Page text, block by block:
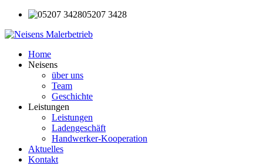
05207 3428
Home
Neisens
über uns
Team
Geschichte
Leistungen
Leistungen
Ladengeschäft
Handwerker-Kooperation
Aktuelles
Kontakt